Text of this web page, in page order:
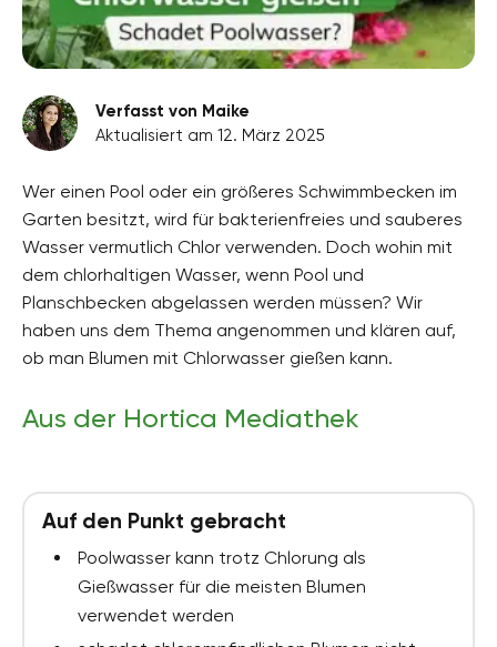
Verfasst von Maike
Aktualisiert am 12. März 2025
Wer einen Pool oder ein größeres Schwimmbecken im
Garten besitzt, wird für bakterienfreies und sauberes
Wasser vermutlich Chlor verwenden. Doch wohin mit
dem chlorhaltigen Wasser, wenn Pool und
Planschbecken abgelassen werden müssen? Wir
haben uns dem Thema angenommen und klären auf,
ob man Blumen mit Chlorwasser gießen kann.
Aus der Hortica Mediathek
Auf den Punkt gebracht
Poolwasser kann trotz Chlorung als
Gießwasser für die meisten Blumen
verwendet werden